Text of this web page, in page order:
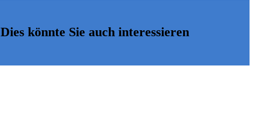
Dies könnte Sie auch interessieren